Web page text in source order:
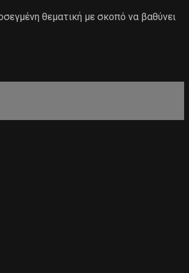
θεματική με σκοπό να βαθύνει